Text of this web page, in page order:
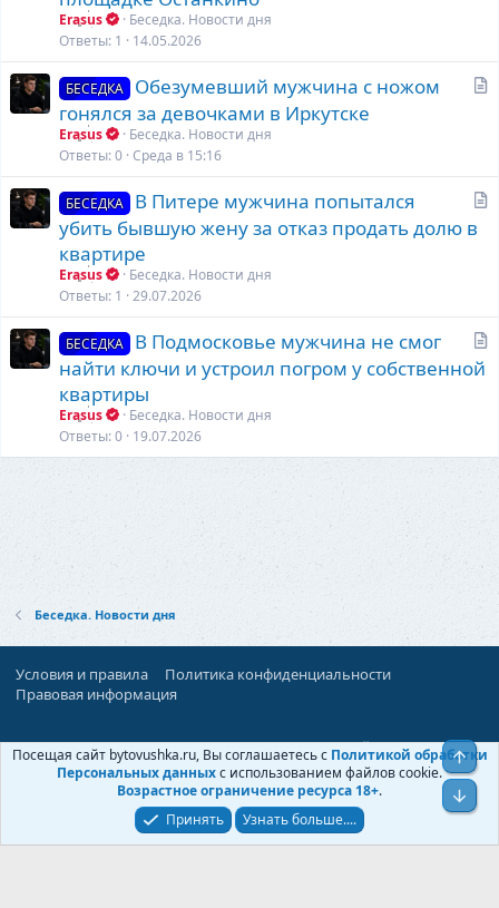
Erasus
Беседка. Новости дня
Ответы 1 14.05.2026
БЕСЕДКА
Обезумевший мужчина с ножом
гонялся за девочками в Иркутске
Erasus
Беседка. Новости дня
Ответы 0 Среда в 15:16
БЕСЕДКА
В Питере мужчина попытался
убить бывшую жену за отказ продать долю в
квартире
Erasus
Беседка. Новости дня
Ответы 1 29.07.2026
я
БЕСЕДКА
В Подмосковье мужчина не смог
найти ключи и устроил погром у собственной
квартиры
Erasus
Беседка. Новости дня
Ответы 0 19.07.2026
Беседка. Новости дня
Условия и правила
Политика конфиденциальности
Правовая информация
При поддержке:«Территория Дискуссий»
© Бытовушка, 2025-2026
Посещая сайт bytovushka.ru, Вы соглашаетесь с Политикой обработки
Персональных данныхс использованием файлов cookie.
Возрастное ограничение ресурса 18+.
Принять
Узнать больше....
Верх